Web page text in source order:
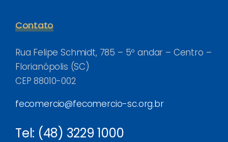
Contato
Rua Felipe Schmidt, 785 – 5º andar – Centro –
Florianópolis (SC)
CEP 88010-002
fecomercio@fecomercio-sc.org.br
Tel: (48) 3229 1000